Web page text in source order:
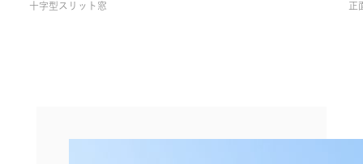
十字型スリット窓 正